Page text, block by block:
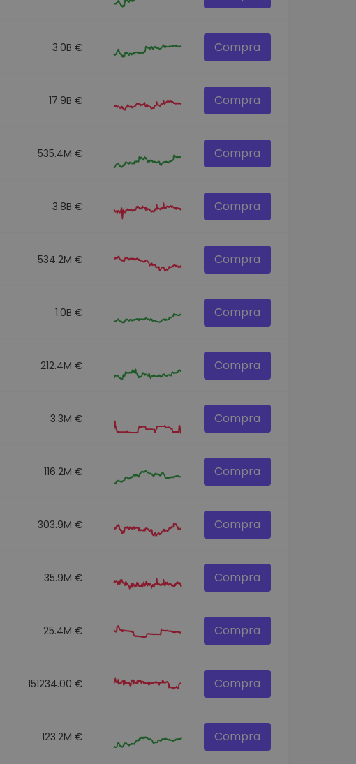
3.0B € Compra
17.9B € Compra
535.4M € Compra
3.8B € Compra
534.2M € Compra
1.0B € Compra
212.4M € Compra
3.3M € Compra
116.2M € Compra
303.9M € Compra
35.9M € Compra
25.4M € Compra
151234.00 € Compra
123.2M € Compra